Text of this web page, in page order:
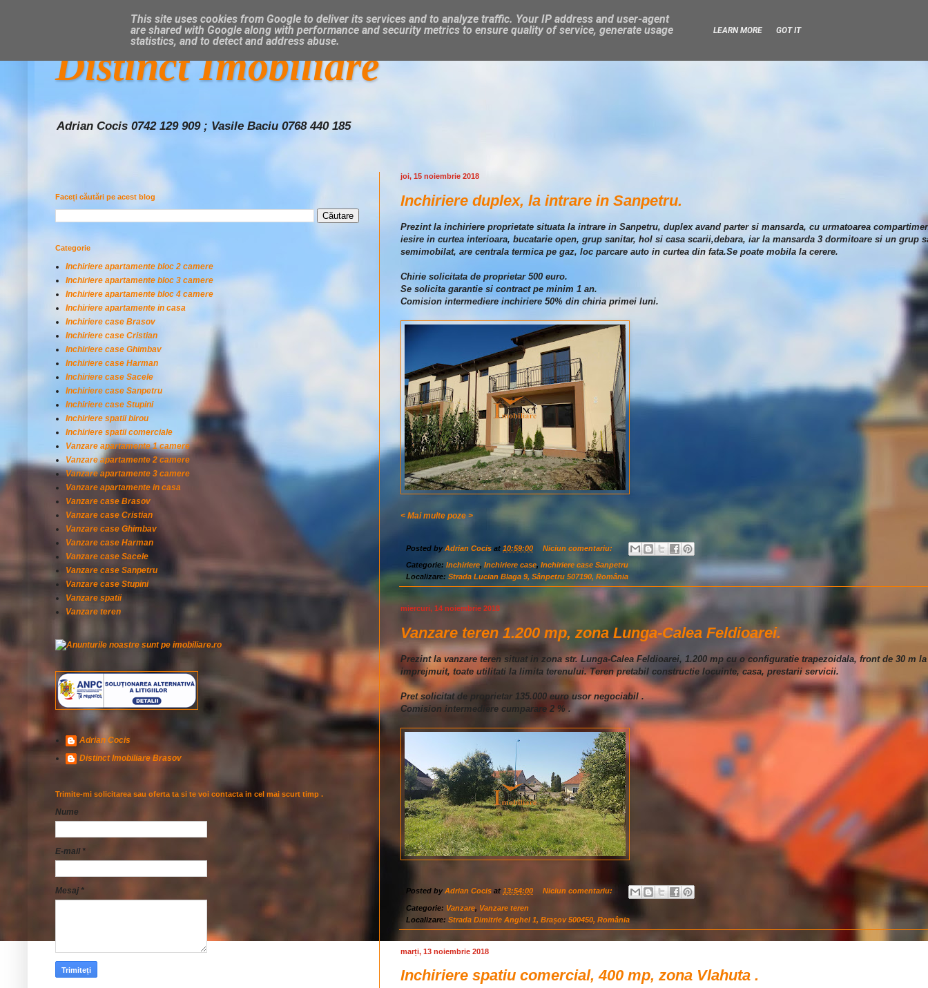
Distinct Imobiliare
Adrian Cocis 0742 129 909 ; Vasile Baciu 0768 440 185
joi, 15 noiembrie 2018
Inchiriere duplex, la intrare in Sanpetru.
Prezint la inchiriere proprietate situata la intrare in Sanpetru, duplex avand parter si mansarda, cu urmatoarea
iesire in curtea interioara, bucatarie open, grup sanitar, hol si casa scarii,debara, iar la mansarda 3 dormitoare si un grup
semimobilat, are centrala termica pe gaz, loc parcare auto in curtea din fata.Se poate mobila la cerere.
Chirie solicitata de proprietar 500 euro.
Se solicita garantie si contract pe minim 1 an.
Comision intermediere inchiriere 50% din chiria primei luni.
< Mai multe poze >
Posted byAdrian Cocis at 10:59:00 Niciun comentariu:
Categorie: Inchiriere, Inchiriere case, Inchiriere case Sanpetru
Localizare: Strada Lucian Blaga 9, Sânpetru 507190, România
miercuri, 14 noiembrie 2018
Vanzare teren 1.200 mp, zona Lunga-Calea Feldioarei.
Prezint la vanzare teren situat in zona str. Lunga-Calea Feldioarei, 1.200 mp cu o configuratie trapezoidala, front de 30 m
imprejmuit, toate utilitati la limita terenului. Teren pretabil constructie locuinte, casa, prestarii servicii.
Pret solicitat de proprietar 135.000 euro usor negociabil .
Comision intermediere cumparare 2 % .
Posted byAdrian Cocis at 13:54:00 Niciun comentariu:
Categorie: Vanzare, Vanzare teren
Localizare: Strada Dimitrie Anghel 1, Brașov 500450, România
marți, 13 noiembrie 2018
Inchiriere spatiu comercial, 400 mp, zona Vlahuta .
Faceți căutări pe acest blog
Categorie
Inchiriere apartamente bloc 2 camere
Inchiriere apartamente bloc 3 camere
Inchiriere apartamente bloc 4 camere
Inchiriere apartamente in casa
Inchiriere case Brasov
Inchiriere case Cristian
Inchiriere case Ghimbav
Inchiriere case Harman
Inchiriere case Sacele
Inchiriere case Sanpetru
Inchiriere case Stupini
Inchiriere spatii birou
Inchiriere spatii comerciale
Vanzare apartamente 1 camere
Vanzare apartamente 2 camere
Vanzare apartamente 3 camere
Vanzare apartamente in casa
Vanzare case Brasov
Vanzare case Cristian
Vanzare case Ghimbav
Vanzare case Harman
Vanzare case Sacele
Vanzare case Sanpetru
Vanzare case Stupini
Vanzare spatii
Vanzare teren
Adrian Cocis
Distinct Imobiliare Brasov
Trimite-mi solicitarea sau oferta ta si te voi contacta in cel mai scurt timp .
Nume
E-mail *
Mesaj *
This site uses cookies from Google to deliver its services and to analyze traffic. Your IP address and user-agent
are shared with Google along with performance and security metrics to ensure quality of service, generate usage
statistics, and to detect and address abuse.
LEARN MORE GOT IT